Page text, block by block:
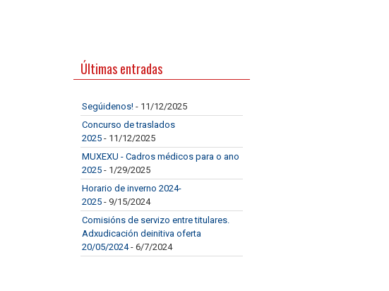
Últimas entradas
Segúidenos! - 11/12/2025
Concurso de traslados
2025 - 11/12/2025
MUXEXU - Cadros médicos para o ano
2025 - 1/29/2025
Horario de inverno 2024-
2025 - 9/15/2024
Comisións de servizo entre titulares.
Adxudicación deinitiva oferta
20/05/2024- 6/7/2024